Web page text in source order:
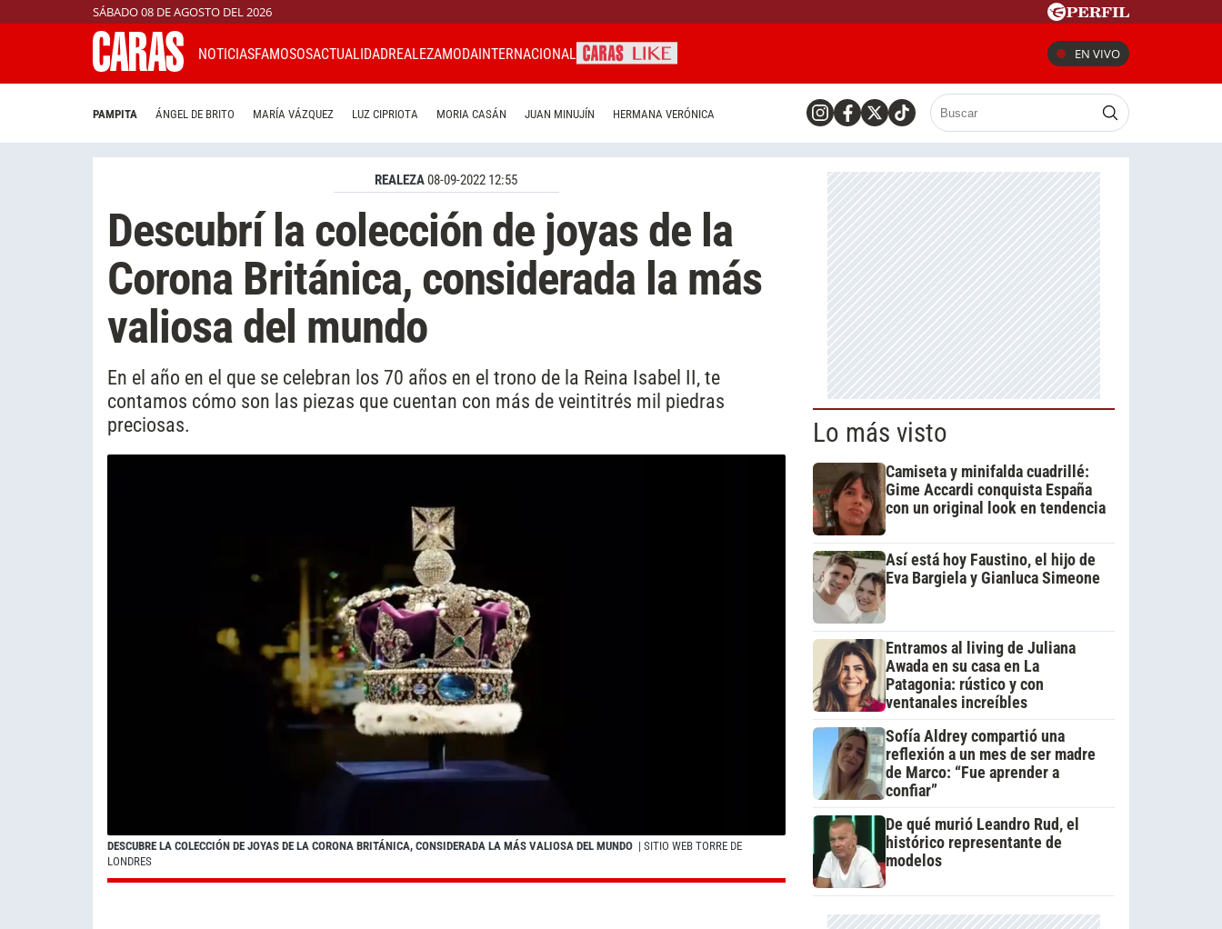
SÁBADO 08 DE AGOSTO DEL 2026
NOTICIASFAMOSOSACTUALIDADREALEZAMODAINTERNACIONAL EN VIVO
PAMPITA ÁNGEL DE BRITO MARÍA VÁZQUEZ LUZ CIPRIOTA MORIA CASÁN JUAN MINUJÍN HERMANA VERÓNICA
REALEZA08-09-2022 12:55
Descubrí la colección de joyas de la
Corona Británica, considerada la más
valiosa del mundo
En el año en el que se celebran los 70 años en el trono de la Reina Isabel II, te
contamos cómo son las piezas que cuentan con más de veintitrés mil piedras
preciosas.
DESCUBRE LA COLECCIÓN DE JOYAS DE LA CORONA BRITÁNICA, CONSIDERADA LA MÁS VALIOSA DEL MUNDO | SITIO WEB TORRE DE
LONDRES
Lo más visto
Camiseta y minifalda cuadrillé:
Gime Accardi conquista España
con un original look en tendencia
Así está hoy Faustino, el hijo de
Eva Bargiela y Gianluca Simeone
Entramos al living de Juliana
Awada en su casa en La
Patagonia: rústico y con
ventanales increíbles
Sofía Aldrey compartió una
reflexión a un mes de ser madre
de Marco: “Fue aprender a
confiar”
De qué murió Leandro Rud, el
histórico representante de
modelos